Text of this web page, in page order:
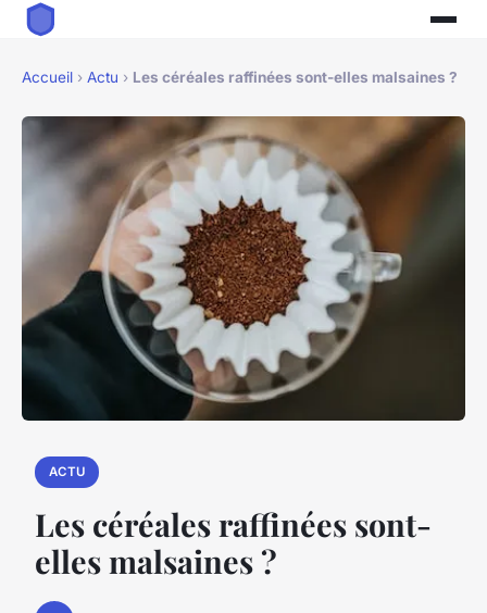
Accueil › Actu › Les céréales raffinées sont-elles malsaines ?
ACTU
Les céréales raffinées sont-
elles malsaines ?